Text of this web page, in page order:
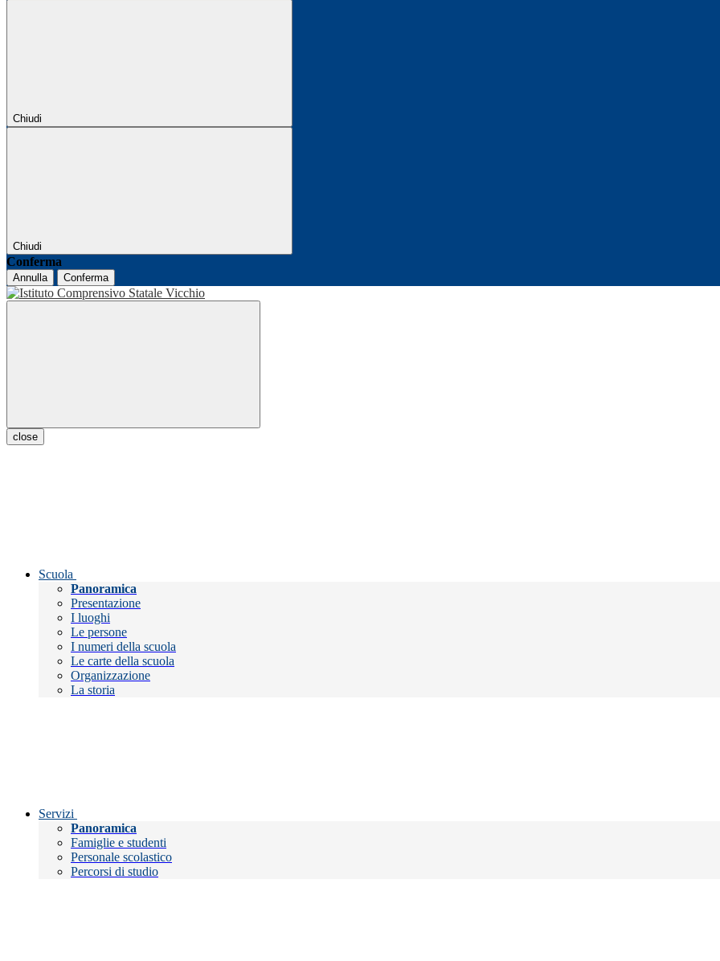
Chiudi
Chiudi
Conferma
Annulla Conferma
close
Scuola
Panoramica
Presentazione
I luoghi
Le persone
I numeri della scuola
Le carte della scuola
Organizzazione
La storia
Servizi
Panoramica
Famiglie e studenti
Personale scolastico
Percorsi di studio